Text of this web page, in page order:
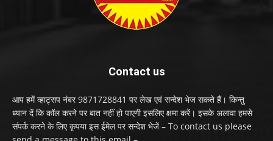
Contact us
आप हमें व्हाट्सप नंबर 9871728841 पर लेख एवं सन्देश भेज सकते हैं। किन्तु
ध्यान दें कि कॉल करने पर बात नहीं हो पाएगी इसलिए क्षमा करें। इसके अलावा हमसे
संपर्क करने के लिए कृपया इस ईमेल पर सन्देश भेजें – To contact us please